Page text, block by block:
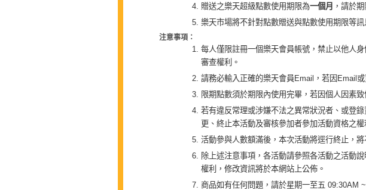
贈送之樂天超級點數使用期限為一個月 ，請於
樂天市場將不針對點數贈送與點數使用期限等
注意事項：
每人僅限註冊一個樂天會員帳號，禁止以他人
審查權利。
請務必輸入正確的樂天會員Email，若因Email
限期點數須於期限內使用完畢，若因個人因素
若有違反常理或涉嫌不法之異常狀況者、或登
更、終止本活動及審核參加者參加活動資格之權
活動參與人數額滿後，本次活動將逕行終止，將
除上述注意事項，各活動請參照各活動之活動
權利，修改資訊將於本網站上公佈。
商品如有任何問題，請於星期一至五 09:30AM